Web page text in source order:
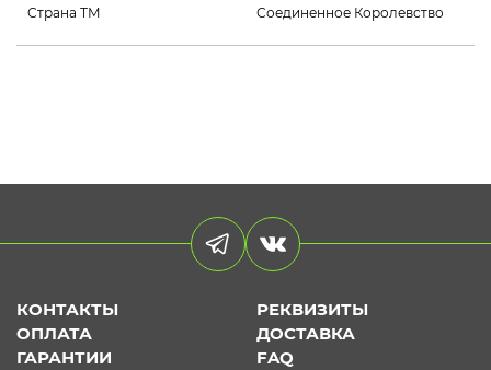
Страна ТМ
Соединенное Королевство
КОНТАКТЫ
РЕКВИЗИТЫ
ОПЛАТА
ДОСТАВКА
ГАРАНТИИ
FAQ